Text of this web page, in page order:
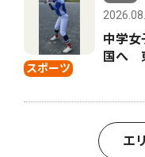
スポーツ
中学
国へ
エ